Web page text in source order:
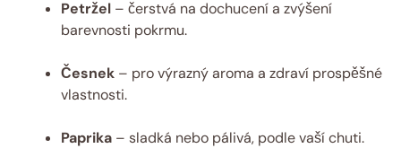
Petržel – čerstvá na dochucení a zvýšení
barevnosti pokrmu.
Česnek – pro výrazný aroma a zdraví prospěšné
vlastnosti.
Paprika – sladká nebo pálivá, podle vaší chuti.